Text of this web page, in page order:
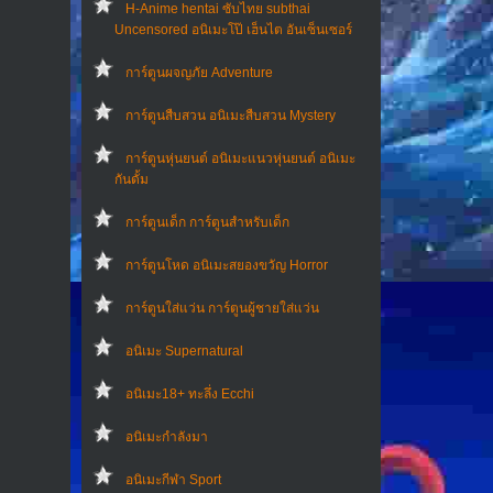
H-Anime hentai ซับไทย subthai
Uncensored อนิเมะโป๊ เฮ็นไต อันเซ็นเซอร์
การ์ตูนผจญภัย Adventure
การ์ตูนสืบสวน อนิเมะสืบสวน Mystery
การ์ตูนหุ่นยนต์ อนิเมะแนวหุ่นยนต์ อนิเมะ
กันดั้ม
การ์ตูนเด็ก การ์ตูนสำหรับเด็ก
การ์ตูนโหด อนิเมะสยองขวัญ Horror
การ์ตูนใส่แว่น การ์ตูนผู้ชายใส่แว่น
อนิเมะ Supernatural
อนิเมะ18+ ทะลึ่ง Ecchi
อนิเมะกำลังมา
อนิเมะกีฬา Sport